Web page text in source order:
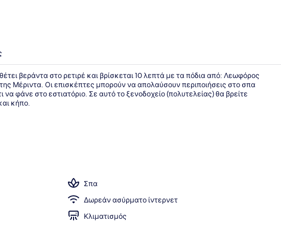
βεράντα στο ρετιρέ και βρίσκεται 10 λεπτά με τα πόδια από: Λεωφόρος
Μέριντα. Οι επισκέπτες μπορούν να απολαύσουν περιποιήσεις στο σπα
φάνε στο εστιατόριο. Σε αυτό το ξενοδοχείο (πολυτελείας) θα βρείτε
κήπο.
Σπα
Δωρεάν ασύρματο ίντερνετ
Κλιματισμός